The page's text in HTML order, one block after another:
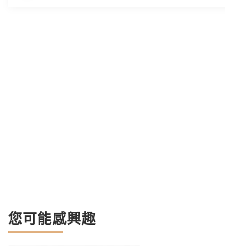
您可能感興趣